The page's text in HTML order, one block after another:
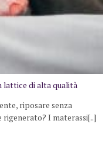
lattice di alta qualità
riposare senza
I materassi[..]